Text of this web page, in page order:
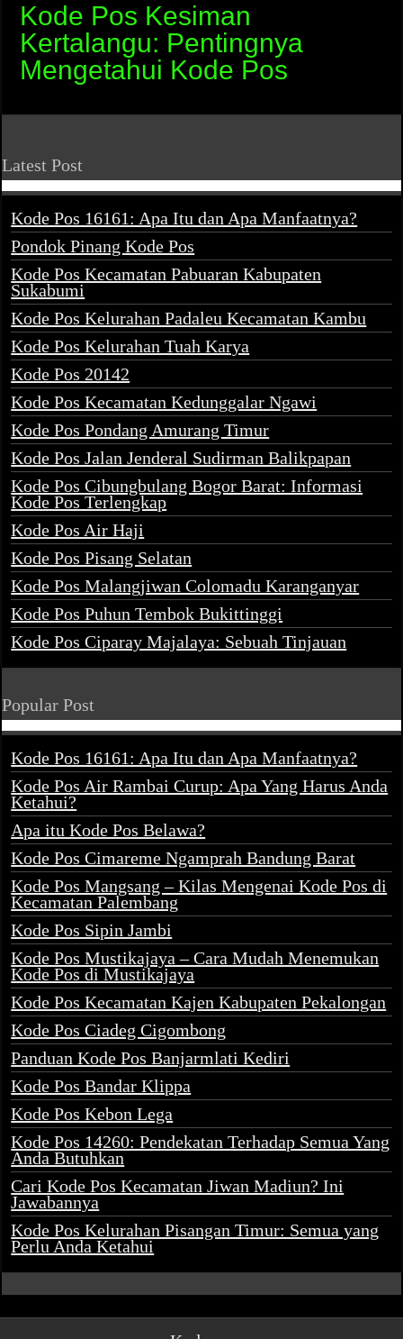
Kode Pos Kesiman
Kertalangu: Pentingnya
Mengetahui Kode Pos
Latest Post
Kode Pos 16161: Apa Itu dan Apa Manfaatnya?
Pondok Pinang Kode Pos
Kode Pos Kecamatan Pabuaran Kabupaten
Sukabumi
Kode Pos Kelurahan Padaleu Kecamatan Kambu
Kode Pos Kelurahan Tuah Karya
Kode Pos 20142
Kode Pos Kecamatan Kedunggalar Ngawi
Kode Pos Pondang Amurang Timur
Kode Pos Jalan Jenderal Sudirman Balikpapan
Kode Pos Cibungbulang Bogor Barat: Informasi
Kode Pos Terlengkap
Kode Pos Air Haji
Kode Pos Pisang Selatan
Kode Pos Malangjiwan Colomadu Karanganyar
Kode Pos Puhun Tembok Bukittinggi
Kode Pos Ciparay Majalaya: Sebuah Tinjauan
Popular Post
Kode Pos 16161: Apa Itu dan Apa Manfaatnya?
Kode Pos Air Rambai Curup: Apa Yang Harus Anda
Ketahui?
Apa itu Kode Pos Belawa?
Kode Pos Cimareme Ngamprah Bandung Barat
Kode Pos Mangsang – Kilas Mengenai Kode Pos di
Kecamatan Palembang
Kode Pos Sipin Jambi
Kode Pos Mustikajaya – Cara Mudah Menemukan
Kode Pos di Mustikajaya
Kode Pos Kecamatan Kajen Kabupaten Pekalongan
Kode Pos Ciadeg Cigombong
Panduan Kode Pos Banjarmlati Kediri
Kode Pos Bandar Klippa
Kode Pos Kebon Lega
Kode Pos 14260: Pendekatan Terhadap Semua Yang
Anda Butuhkan
Cari Kode Pos Kecamatan Jiwan Madiun? Ini
Jawabannya
Kode Pos Kelurahan Pisangan Timur: Semua yang
Perlu Anda Ketahui